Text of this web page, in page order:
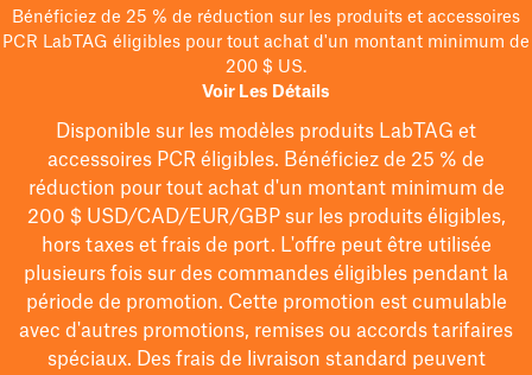
Bénéficiez de 25 % de réduction sur les produits et accessoires
PCR LabTAG éligibles pour tout achat d'un montant minimum de
200 $ US.
Voir Les Détails
Disponible sur les modèles produits LabTAG et
accessoires PCR éligibles. Bénéficiez de 25 % de
réduction pour tout achat d'un montant minimum de
200 $USD/CAD/EUR/GBPsur les produits éligibles,
hors taxes et frais de port. L'offre peut être utilisée
plusieurs fois sur des commandes éligibles pendant la
période de promotion. Cette promotion est cumulable
avec d'autres promotions, remises ou accords tarifaires
spéciaux. Des frais de livraison standard peuvent